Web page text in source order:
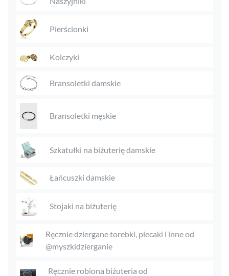
Pierścionki
Kolczyki
Bransoletki damskie
Bransoletki męskie
Szkatułki na biżuterię damskie
Łańcuszki damskie
Stojaki na biżuterię
Ręcznie dziergane torebki, plecaki i inne od
@myszkidzierganie
Ręcznie robiona biżuteria od